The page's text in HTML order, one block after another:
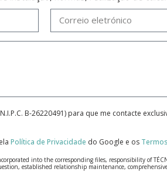
B-26220491) para que me contacte
Política de Privacidade do Google e os
into the corresponding files, responsibility of
established relationship maintenance,